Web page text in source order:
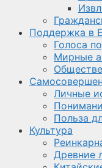
Поддержка в
Голоса
Мирные
Личные
Польза
Культура
Древние